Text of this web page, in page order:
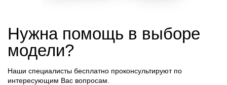
Нужна помощь в выборе
модели?
Наши специалисты бесплатно проконсультируют по
интересующим Вас вопросам.